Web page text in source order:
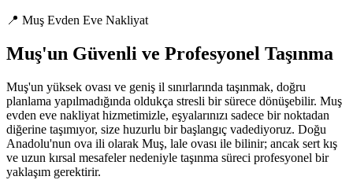
📍 Muş Evden Eve Nakliyat
Muş'un Güvenli ve Profesyonel Taşınma
Muş'un yüksek ovası ve geniş il sınırlarında taşınmak, doğru
planlama yapılmadığında oldukça stresli bir sürece dönüşebilir. Muş
evden eve nakliyat hizmetimizle, eşyalarınızı sadece bir noktadan
diğerine taşımıyor, size huzurlu bir başlangıç vadediyoruz. Doğu
Anadolu'nun ova ili olarak Muş, lale ovası ile bilinir; ancak sert kış
ve uzun kırsal mesafeler nedeniyle taşınma süreci profesyonel bir
yaklaşım gerektirir.